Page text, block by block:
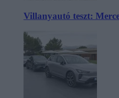
Villanyautó teszt: